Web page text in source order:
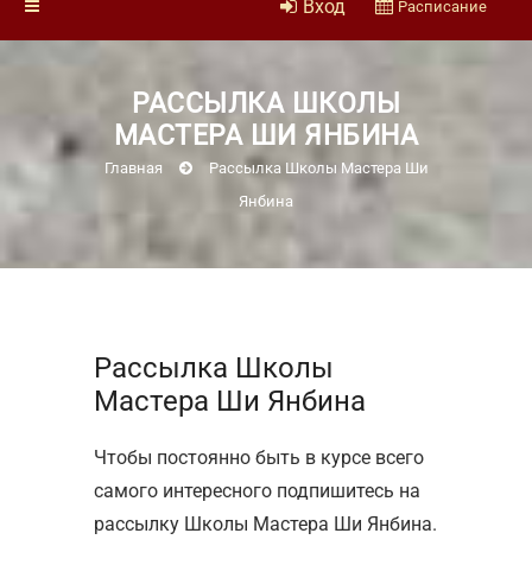
Вход Расписание
РАССЫЛКА ШКОЛЫ
МАСТЕРА ШИ ЯНБИНА
Главная
Рассылка Школы Мастера Ши
Янбина
Рассылка Школы
Мастера Ши Янбина
Чтобы постоянно быть в курсе всего
самого интересного подпишитесь на
рассылку Школы Мастера Ши Янбина.